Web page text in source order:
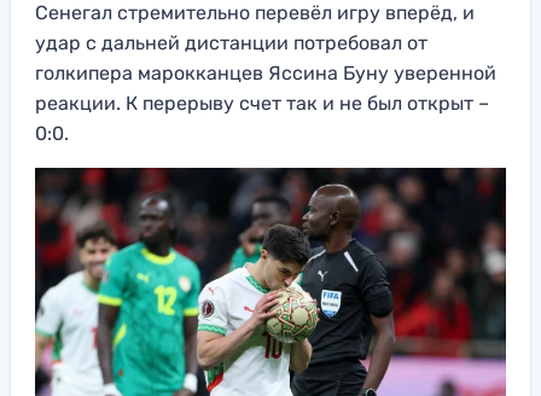
Сенегал стремительно перевёл игру вперёд, и
удар с дальней дистанции потребовал от
голкипера марокканцев Яссина Буну уверенной
реакции. К перерыву счет так и не был открыт –
0:0.